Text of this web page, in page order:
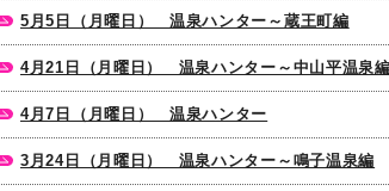
5月5日（月曜日） 温泉ハンター～蔵王町編
4月21日（月曜日） 温泉ハンター～中山平温泉編
4月7日（月曜日） 温泉ハンター
3月24日（月曜日） 温泉ハンター～鳴子温泉編